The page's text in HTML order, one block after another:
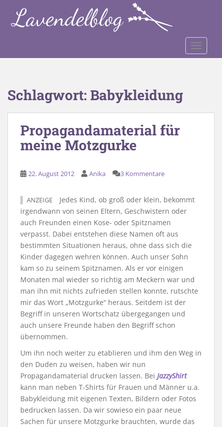
Schlagwort:Babykleidung
Propagandamaterial für
meine Motzgurke
22. August 2012 Anika 3 Kommentare
ANZEIGE
Jedes Kind, ob groß oder klein, bekommt
irgendwann von seinen Eltern, Geschwistern oder
auch Freunden einen Kose- oder Spitznamen
verpasst. Dabei entstehen diese Namen oft aus
bestimmten Situationen heraus, ohne dass sich die
Kinder dagegen wehren können. Auch unser Sohn
kam so zu seinem Spitznamen. Als er vor einigen
Monaten mal wieder so richtig am Meckern war und
man ihn mit nichts zufrieden stellen konnte, rutschte
mir das Wort „Motzgurke“ heraus. Seitdem ist der
Begriff in unseren Wortschatz übergegangen und
auch unsere Freunde haben den Begriff schon
übernommen.
Um ihn noch weiter zu etablieren und ihm den Weg in
den Duden zu weisen, haben wir nun
Propagandamaterial drucken lassen. Bei JazzyShirt
kann man neben T-Shirts für Frauen und Männer u.a.
Babykleidung mit eigenen Texten, Bildern oder Fotos
bedrucken lassen. Da wir sowieso ein paar neue
Sachen für unsere Motzgurke brauchten, wurde das